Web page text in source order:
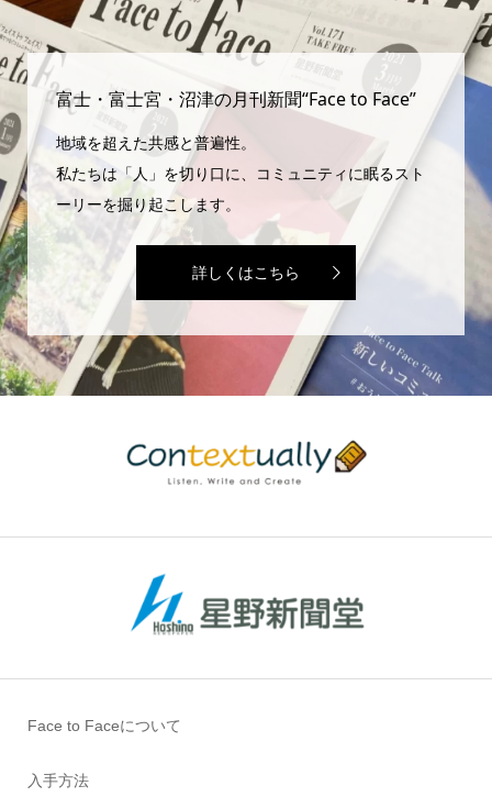
富士・富士宮・沼津の月刊新聞“Face to Face”
地域を超えた共感と普遍性。
私たちは「人」を切り口に、コミュニティに眠るスト
ーリーを掘り起こします。
詳しくはこちら
Face to Faceについて
入手方法